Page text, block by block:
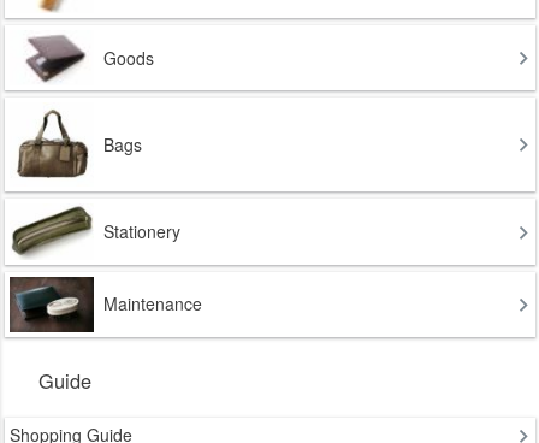
Goods
Bags
Stationery
Maintenance
Guide
Shopping Guide